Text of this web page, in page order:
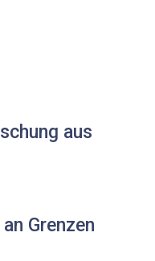
aus
Grenzen